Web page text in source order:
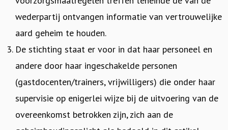
wederpartij ontvangen informatie van vertrouwelijke
aard geheim te houden.
De stichting staat er voor in dat haar personeel en
andere door haar ingeschakelde personen
(gastdocenten/trainers, vrijwilligers) die onder haar
supervisie op enigerlei wijze bij de uitvoering van de
overeenkomst betrokken zijn, zich aan de